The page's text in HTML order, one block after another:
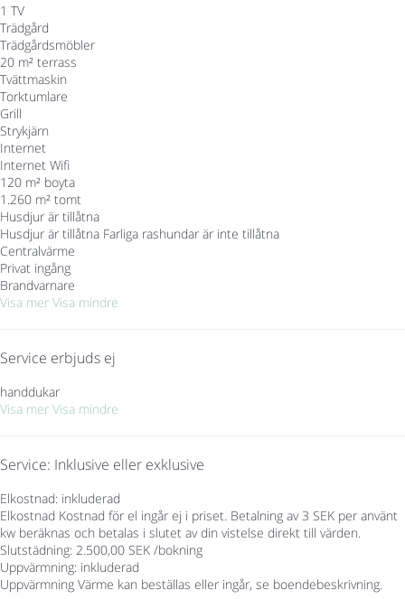
1 TV
Trädgård
Trädgårdsmöbler
20 m² terrass
Tvättmaskin
Torktumlare
Grill
Strykjärn
Internet
Internet Wifi
120 m² boyta
1.260 m² tomt
Husdjur är tillåtna
Husdjur är tillåtna Farliga rashundar är inte tillåtna
Centralvärme
Privat ingång
Brandvarnare
Visa mer Visa mindre
Service erbjuds ej
handdukar
Visa mer Visa mindre
Service: Inklusive eller exklusive
Elkostnad: inkluderad
Elkostnad Kostnad för el ingår ej i priset. Betalning av 3 SEK per använt
kw beräknas och betalas i slutet av din vistelse direkt till värden.
Slutstädning: 2.500,00 SEK /bokning
Uppvärmning: inkluderad
Uppvärmning Värme kan beställas eller ingår, se boendebeskrivning.